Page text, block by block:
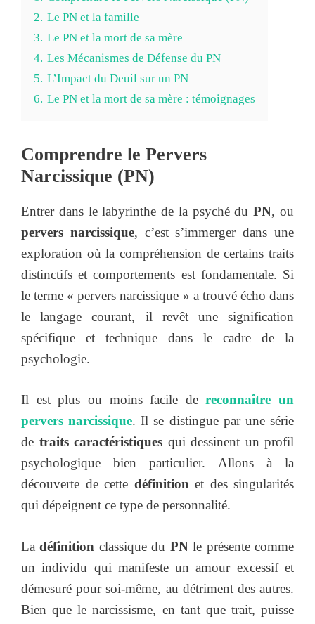
2. Le PN et la famille
3. Le PN et la mort de sa mère
4. Les Mécanismes de Défense du PN
5. L’Impact du Deuil sur un PN
6. Le PN et la mort de sa mère : témoignages
Comprendre le Pervers
Narcissique (PN)
Entrer dans le labyrinthe de la psyché duPN, ou
pervers narcissique, c’est s’immerger dans une
exploration où la compréhension de certains traits
distinctifs et comportements est fondamentale. Si
le terme « pervers narcissique » a trouvé écho dans
le langage courant, il revêt une signification
spécifique et technique dans le cadre de la
psychologie.
Il est plus ou moins facile dereconnaître un
pervers narcissique. Il se distingue par une série
de traits caractéristiques qui dessinent un profil
psychologique bien particulier. Allons à la
découverte de cette définition et des singularités
qui dépeignent ce type de personnalité.
Ladéfinition classique du PNle présente comme
un individu qui manifeste un amour excessif et
démesuré pour soi-même, au détriment des autres.
Bien que le narcissisme, en tant que trait, puisse